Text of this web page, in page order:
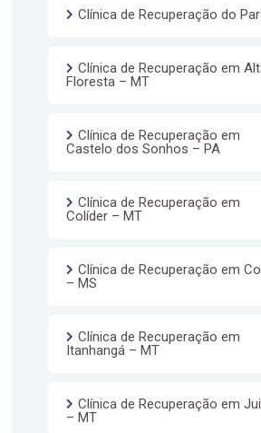
Clínica de Recuperação do
Clínica de Recuperação em
Floresta – MT
Clínica de Recuperação em
Castelo dos Sonhos – PA
Clínica de Recuperação em
Colíder – MT
Clínica de Recuperação em
– MS
Clínica de Recuperação em
Itanhangá – MT
Clínica de Recuperação em
– MT